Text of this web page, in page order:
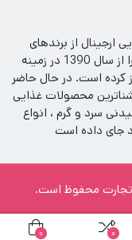
از برندهای
معتبر جهانی است. این فروشگاه فعالیت خود را از سال 1390 در زمینه
کرده است. در حال حاضر
محصولات غذایی
سرد و گرم ، انواع
جای داده است
تجارت محفوظ است.
0
0